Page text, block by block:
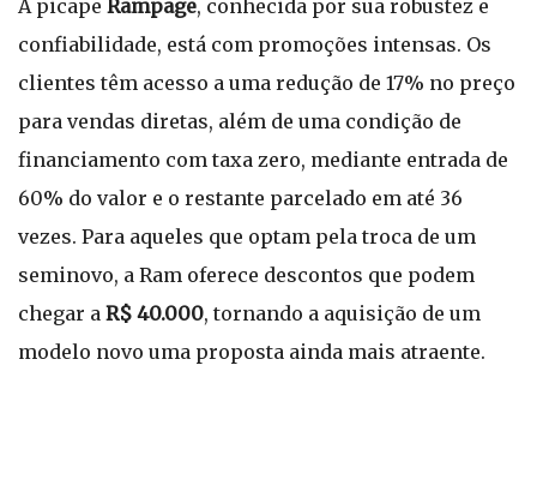
A picape Rampage, conhecida por sua robustez e
confiabilidade, está com promoções intensas. Os
clientes têm acesso a uma redução de 17% no preço
para vendas diretas, além de uma condição de
financiamento com taxa zero, mediante entrada de
60% do valor e o restante parcelado em até 36
vezes. Para aqueles que optam pela troca de um
seminovo, a Ram oferece descontos que podem
chegar a R$ 40.000, tornando a aquisição de um
modelo novo uma proposta ainda mais atraente.